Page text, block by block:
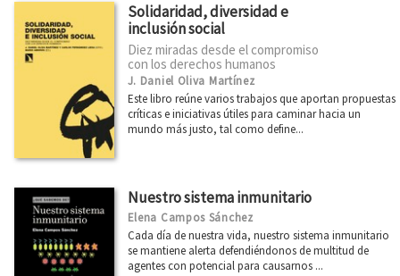
Solidaridad, diversidad e
inclusión social
Diez miradas desde el compromiso
con los derechos humanos
J. Daniel Oliva Martínez
Este libro reúne varios trabajos que aportan propuestas
críticas e iniciativas útiles para caminar hacia un
mundo más justo, tal como define...
Nuestro sistema inmunitario
Elena Campos Sánchez
Cada día de nuestra vida, nuestro sistema inmunitario
se mantiene alerta defendiéndonos de multitud de
agentes con potencial para causarnos ...